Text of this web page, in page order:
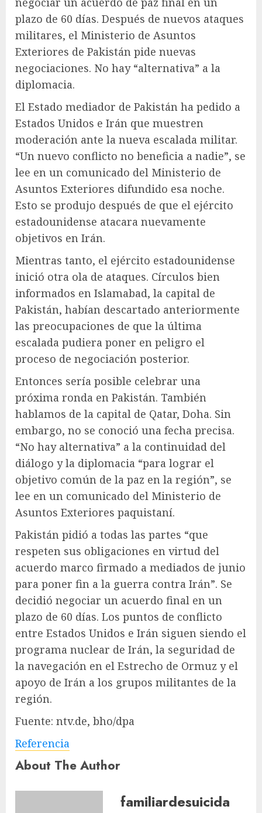
plazo de 60 días. Después de nuevos ataques
militares, el Ministerio de Asuntos
Exteriores de Pakistán pide nuevas
negociaciones. No hay “alternativa” a la
diplomacia.
El Estado mediador de Pakistán ha pedido a
Estados Unidos e Irán que muestren
moderación ante la nueva escalada militar.
“Un nuevo conflicto no beneficia a nadie”, se
lee en un comunicado del Ministerio de
Asuntos Exteriores difundido esa noche.
Esto se produjo después de que el ejército
estadounidense atacara nuevamente
objetivos en Irán.
Mientras tanto, el ejército estadounidense
inició otra ola de ataques. Círculos bien
informados en Islamabad, la capital de
Pakistán, habían descartado anteriormente
las preocupaciones de que la última
escalada pudiera poner en peligro el
proceso de negociación posterior.
Entonces sería posible celebrar una
próxima ronda en Pakistán. También
hablamos de la capital de Qatar, Doha. Sin
embargo, no se conoció una fecha precisa.
“No hay alternativa” a la continuidad del
diálogo y la diplomacia “para lograr el
objetivo común de la paz en la región”, se
lee en un comunicado del Ministerio de
Asuntos Exteriores paquistaní.
Pakistán pidió a todas las partes “que
respeten sus obligaciones en virtud del
acuerdo marco firmado a mediados de junio
para poner fin a la guerra contra Irán”. Se
decidió negociar un acuerdo final en un
plazo de 60 días. Los puntos de conflicto
entre Estados Unidos e Irán siguen siendo el
programa nuclear de Irán, la seguridad de
la navegación en el Estrecho de Ormuz y el
apoyo de Irán a los grupos militantes de la
región.
Fuente: ntv.de, bho/dpa
Referencia
About The Author
familiardesuicida